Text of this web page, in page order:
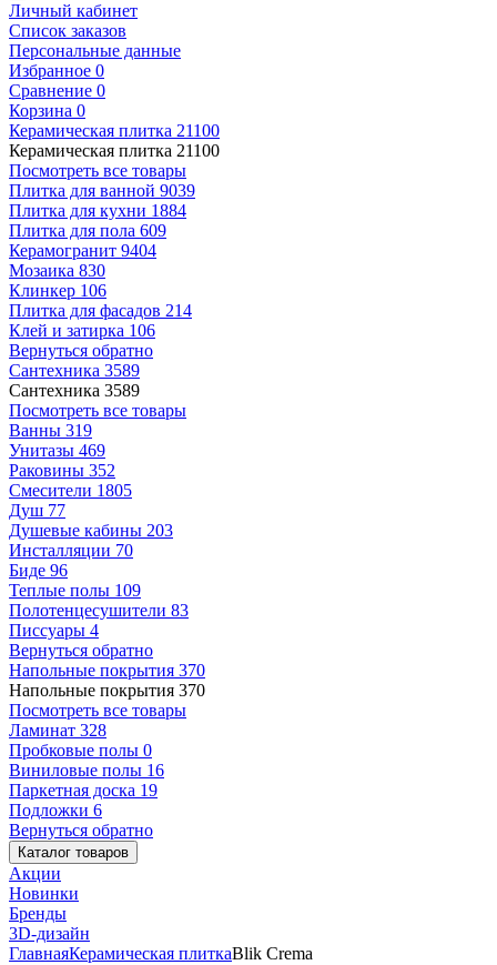
Личный кабинет
Список заказов
Персональные данные
Избранное 0
Сравнение 0
Корзина 0
Керамическая плитка 21100
Керамическая плитка 21100
Посмотреть все товары
Плитка для ванной 9039
Плитка для кухни 1884
Плитка для пола 609
Керамогранит 9404
Мозаика 830
Клинкер 106
Плитка для фасадов 214
Клей и затирка 106
Вернуться обратно
Сантехника 3589
Сантехника 3589
Посмотреть все товары
Ванны 319
Унитазы 469
Раковины 352
Смесители 1805
Душ 77
Душевые кабины 203
Инсталляции 70
Биде 96
Теплые полы 109
Полотенцесушители 83
Писсуары 4
Вернуться обратно
Напольные покрытия 370
Напольные покрытия 370
Посмотреть все товары
Ламинат 328
Пробковые полы 0
Виниловые полы 16
Паркетная доска 19
Подложки 6
Вернуться обратно
Каталог товаров
Акции
Новинки
Бренды
3D-дизайн
ГлавнаяКерамическая плиткаBlik Crema